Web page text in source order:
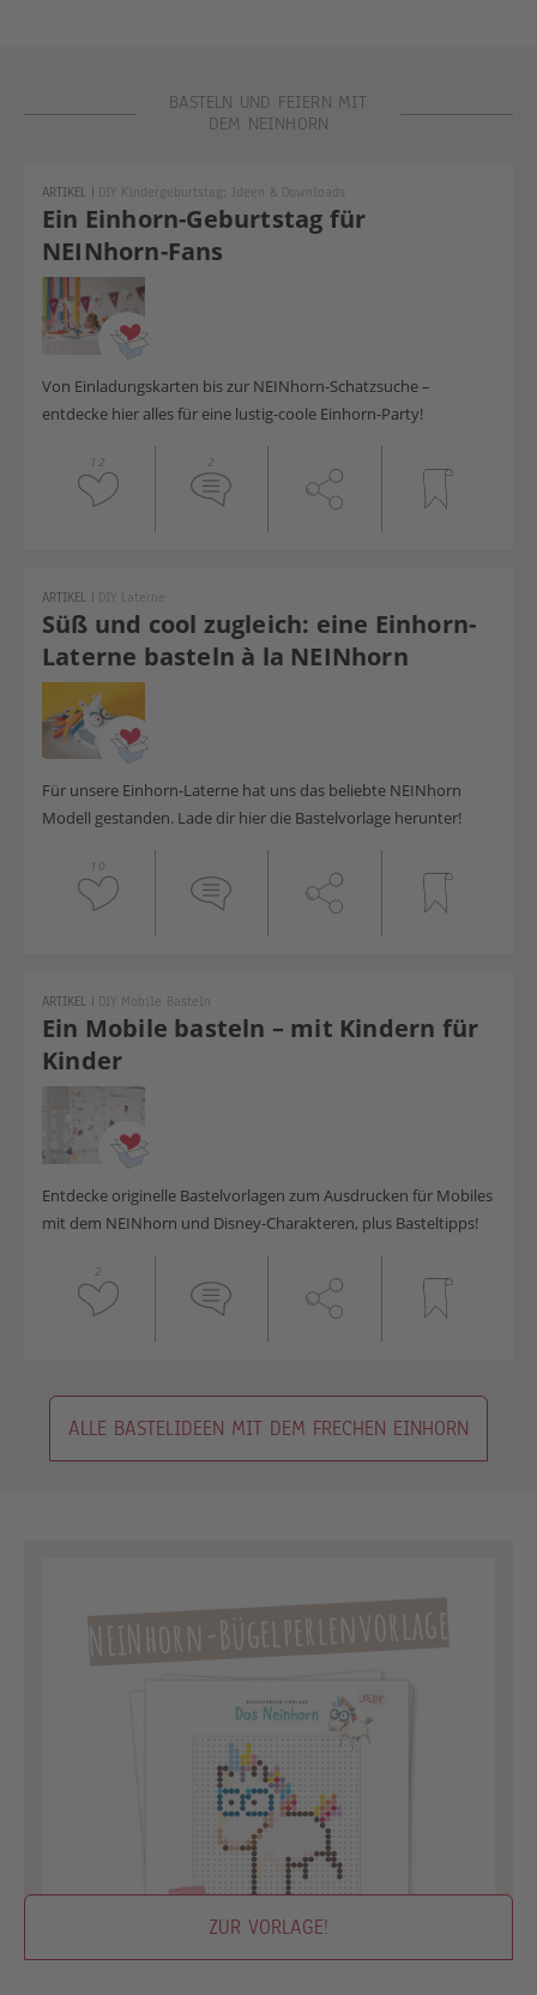
BASTELN UND FEIERN MIT
DEM NEINHORN
Ein Einhorn-Geburtstag für
NEINhorn-Fans
ARTIKEL | DIY Kindergeburtstag: Ideen & Downloads
Von Einladungskarten bis zur NEINhorn-Schatzsuche –
entdecke hier alles für eine lustig-coole Einhorn-Party!
12 2
Süß und cool zugleich: eine Einhorn-
Laterne basteln à la NEINhorn
ARTIKEL | DIY Laterne
Für unsere Einhorn-Laterne hat uns das beliebte NEINhorn
Modell gestanden. Lade dir hier die Bastelvorlage herunter!
10
Ein Mobile basteln – mit Kindern für
Kinder
ARTIKEL | DIY Mobile Basteln
Entdecke originelle Bastelvorlagen zum Ausdrucken für Mobiles
mit dem NEINhorn und Disney-Charakteren, plus Basteltipps!
2
ALLE BASTELIDEEN MIT DEM FRECHEN EINHORN
NEINhorn-Bügelperlenvorlage
ZUR VORLAGE!